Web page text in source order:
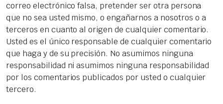
correo electrónico falsa, pretender ser otra persona
que no sea usted mismo, o engañarnos a nosotros o a
terceros en cuanto al origen de cualquier comentario.
Usted es el único responsable de cualquier comentario
que haga y de su precisión. No asumimos ninguna
responsabilidad ni asumimos ninguna responsabilidad
por los comentarios publicados por usted o cualquier
tercero.